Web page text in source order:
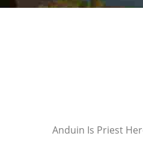
Anduin Is Priest